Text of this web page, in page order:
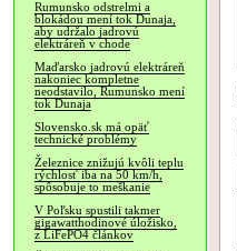
Rumunsko odstrelmi a
blokádou mení tok Dunaja,
aby udržalo jadrovú
elektráreň v chode
Maďarsko jadrovú elektráreň
nakoniec kompletne
neodstavilo, Rumunsko mení
tok Dunaja
Slovensko.sk má opäť
technické problémy
Železnice znižujú kvôli teplu
rýchlosť iba na 50 km/h,
spôsobuje to meškanie
V Poľsku spustili takmer
gigawatthodinové úložisko,
z LiFePO4 článkov